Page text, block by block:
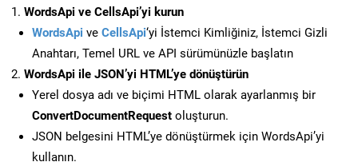
WordsApi ve CellsApi’yi kurun
WordsApi ve CellsApi‘yi İstemci Kimliğiniz, İstemci Gizli
Anahtarı, Temel URL ve API sürümünüzle başlatın
WordsApi ile JSON’yi HTML’ye dönüştürün
Yerel dosya adı ve biçimi HTML olarak ayarlanmış bir
ConvertDocumentRequest oluşturun.
JSON belgesini HTML’ye dönüştürmek için WordsApi’yi
kullanın.